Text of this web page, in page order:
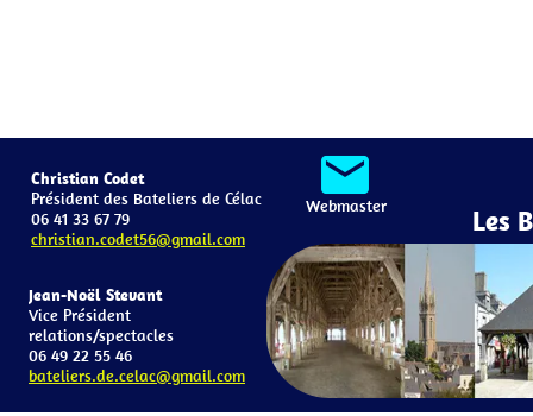
Jean-Noël Stevant
Vice Président
relations/spectacles
06 49 22 55 46
bateliers.de.celac@gmail.com
Christian Codet
Président des Bateliers de Célac
06 41 33 67 79
christian.codet56@gmail.com
Les
Webmaster
mail